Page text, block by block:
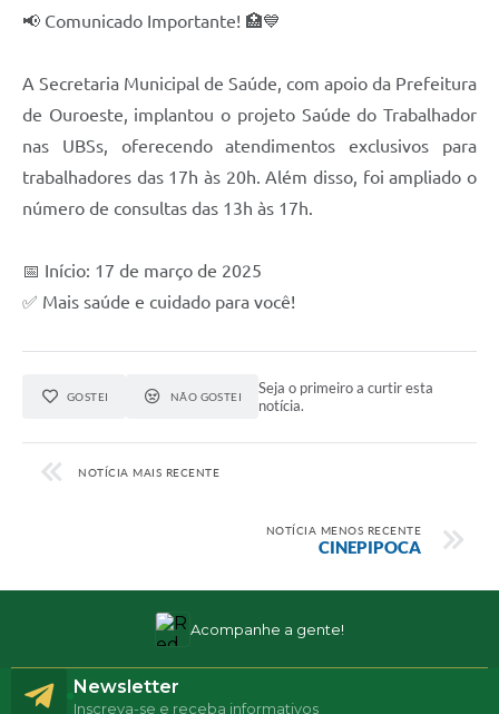
📢 Comunicado Importante! 🏥💙
A Secretaria Municipal de Saúde, com apoio da Prefeitura
de Ouroeste, implantou o projeto Saúde do Trabalhador
nas UBSs, oferecendo atendimentos exclusivos para
trabalhadores das 17h às 20h. Além disso, foi ampliado o
número de consultas das 13h às 17h.
📅 Início: 17 de março de 2025
✅ Mais saúde e cuidado para você!
GOSTEI NÃO GOSTEI
Seja o primeiro a curtir esta
notícia.
NOTÍCIA MAIS RECENTE
NOTÍCIA MENOS RECENTE
CINEPIPOCA
Acompanhe a gente!
Newsletter
Inscreva-se e receba informativos